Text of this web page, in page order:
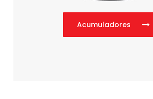
Acumuladores